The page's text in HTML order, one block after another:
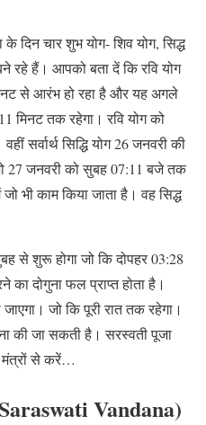
दिन चार शुभ योग- शिव योग, सिद्ध
बने रहे हैं। आपको बता दें कि रवि योग
से आरंभ हो रहा है और यह अगले
मिनट तक रहेगा। रवि योग को
सर्वार्थ सिद्धि योग 26 जनवरी की
27 जनवरी को सुबह 07:11 बजे तक
भी काम किया जाता है। वह सिद्ध
से शुरू होगा जो कि दोपहर 03:28
दोगुना फल प्राप्त होता है।
जो कि पूरी रात तक रहेगा।
की जा सकती है। सरस्वती पूजा
मंत्रों से करें…
Vandana)